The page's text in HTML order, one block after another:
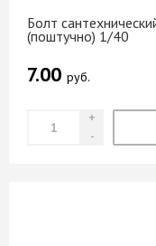
Болт
(поштучно) 1/40
7.00 руб.